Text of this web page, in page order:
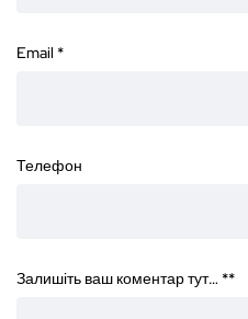
Email *
Телефон
Залишіть ваш коментар тут… **